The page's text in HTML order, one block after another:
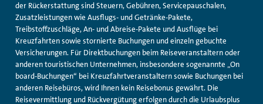
der Rückerstattung sind Steuern, Gebühren, Servicepauschalen,
Zusatzleistungen wie Ausflugs- und Getränke-Pakete,
Treibstoffzuschläge, An- und Abreise-Pakete und Ausflüge bei
Kreuzfahrten sowie stornierte Buchungen und einzeln gebuchte
Versicherungen. Für Direktbuchungen beim Reiseveranstaltern oder
anderen touristischen Unternehmen, insbesondere sogenannte „On
board-Buchungen“ bei Kreuzfahrtveranstaltern sowie Buchungen bei
anderen Reisebüros, wird Ihnen kein Reisebonus gewährt. Die
Reisevermittlung und Rückvergütung erfolgen durch die Urlaubsplus